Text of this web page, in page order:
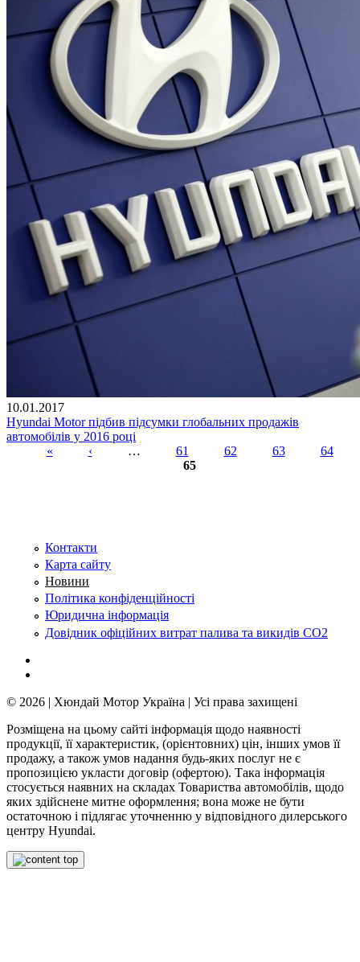
10.01.2017
Hyundai Motor підбив підсумки глобальних продажів
автомобілів у 2016 році
« ‹ … 61 62 63
64
65
Контакти
Карта сайту
Новини
Політика конфіденційності
Юридична інформація
Довідник офіційних витрат палива та викидів СО2
© 2026 | Хюндай Мотор Україна | Усі права захищені
Розміщена на цьому сайті інформація щодо наявності
продукції, її характеристик, (орієнтовних) цін, інших умов її
продажу, а також умов надання будь-яких послуг не є
пропозицією укласти договір (офертою). Така інформація
стосується наявних на складах Товариства автомобілів, щодо
яких здійснене митне оформлення; вона може не бути
остаточною і підлягає уточненню у відповідного дилерського
центру Hyundai.